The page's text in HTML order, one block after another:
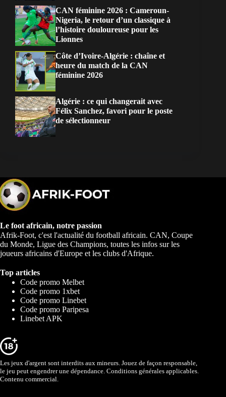
CAN féminine 2026 : Cameroun-
Nigeria, le retour d’un classique à
l’histoire douloureuse pour les
Lionnes
Côte d’Ivoire-Algérie : chaîne et
heure du match de la CAN
féminine 2026
Algérie : ce qui changerait avec
Félix Sanchez, favori pour le poste
de sélectionneur
Le foot africain, notre passion
Afrik-Foot, c'est l'actualité du football africain. CAN, Coupe
du Monde, Ligue des Champions, toutes les infos sur les
joueurs africains d'Europe et les clubs d'Afrique.
Top articles
Code promo Melbet
Code promo 1xbet
Code promo Linebet
Code promo Paripesa
Linebet APK
Les jeux d'argent sont interdits aux mineurs. Jouez de façon responsable,
le jeu peut engendrer une dépendance. Conditions générales applicables.
Contenu commercial.